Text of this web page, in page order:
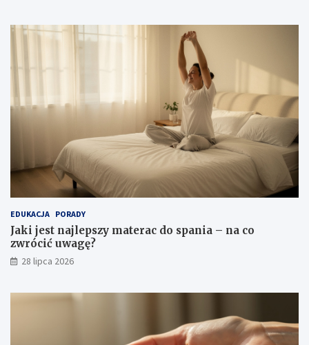
EDUKACJA PORADY
Jaki jest najlepszy materac do spania – na co
zwrócić uwagę?
28 lipca 2026